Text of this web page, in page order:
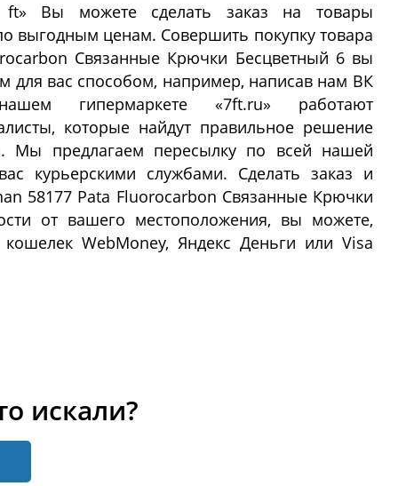
ft» Вы можете сделать заказ на товары
выгодным ценам. Совершить покупку товара
Связанные Крючки Бесцветный 6 вы
вас способом, например, написав нам ВК
гипермаркете «7ft.ru» работают
которые найдут правильное решение
Мы предлагаем пересылку по всей нашей
курьерскими службами. Сделать заказ и
58177 Pata Fluorocarbon Связанные Крючки
от вашего местоположения, вы можете,
WebMoney, Яндекс Деньги или Visa
искали?